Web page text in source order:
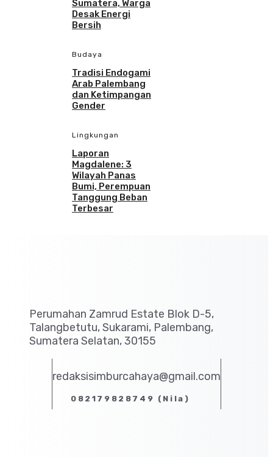
Sumatera, Warga
Desak Energi
Bersih
Budaya
Tradisi Endogami
Arab Palembang
dan Ketimpangan
Gender
Lingkungan
Laporan
Magdalene: 3
Wilayah Panas
Bumi, Perempuan
Tanggung Beban
Terbesar
Perumahan Zamrud Estate Blok D-5,
Talangbetutu, Sukarami, Palembang,
Sumatera Selatan, 30155
redaksisimburcahaya@gmail.com
082179828749 (Nila)